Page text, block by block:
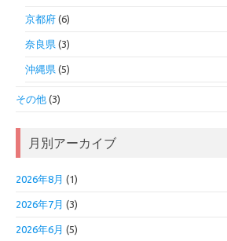
京都府 (6)
奈良県 (3)
沖縄県 (5)
その他 (3)
月別アーカイブ
2026年8月 (1)
2026年7月 (3)
2026年6月 (5)